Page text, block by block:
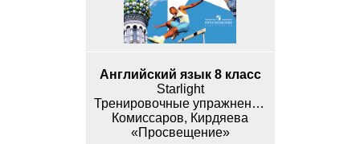
Английский язык 8 класс
Starlight
Тренировочные упражнения в формате ОГЭ (ГИА)
Комиссаров, Кирдяева
«Просвещение»